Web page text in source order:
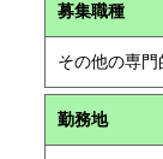
募集職種
その他の専門
勤務地